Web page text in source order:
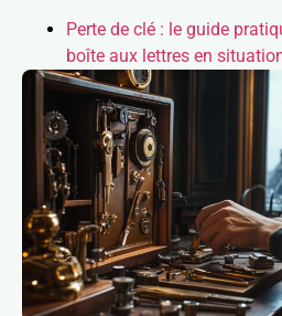
Perte de clé : le guide
boîte aux lettres en